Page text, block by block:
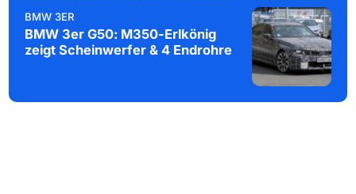
BMW 3ER
BMW 3er G50: M350-Erlkönig
zeigt Scheinwerfer & 4 Endrohre